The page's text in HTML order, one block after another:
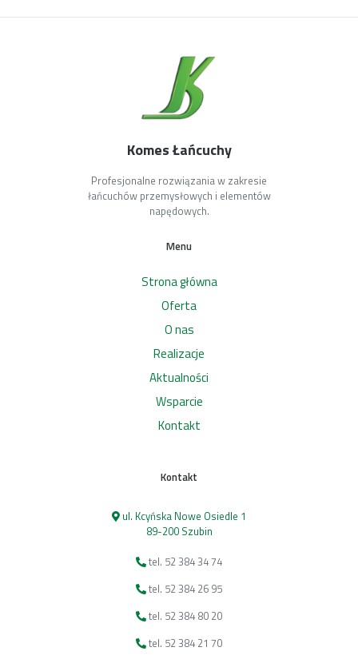
Komes Łańcuchy
Profesjonalne rozwiązania w zakresie
łańcuchów przemysłowych i elementów
napędowych.
Menu
Strona główna
Oferta
O nas
Realizacje
Aktualności
Wsparcie
Kontakt
Kontakt
ul. Kcyńska Nowe Osiedle 1
89-200 Szubin
tel. 52 384 34 74
tel. 52 384 26 95
tel. 52 384 80 20
tel. 52 384 21 70